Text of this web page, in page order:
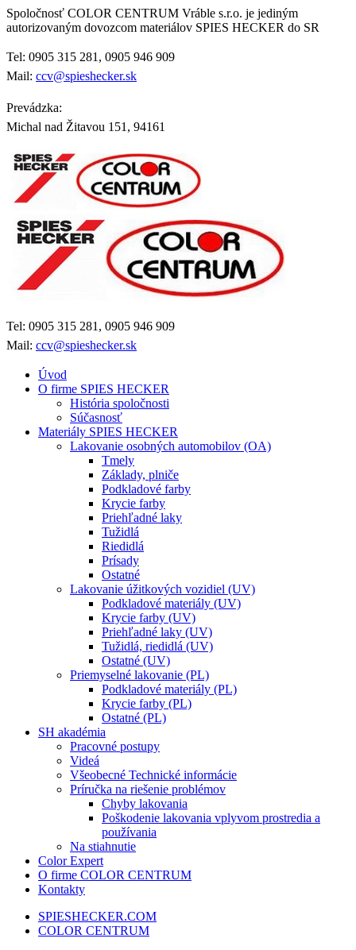
Spoločnosť COLOR CENTRUM Vráble s.r.o. je jediným
autorizovaným dovozcom materiálov SPIES HECKER do SR
Tel: 0905 315 281, 0905 946 909
Mail: ccv@spieshecker.sk
Prevádzka:
Michal nad Žitavou 151, 94161
Tel: 0905 315 281, 0905 946 909
Mail: ccv@spieshecker.sk
Úvod
O firme SPIES HECKER
História spoločnosti
Súčasnosť
Materiály SPIES HECKER
Lakovanie osobných automobilov (OA)
Tmely
Základy, plniče
Podkladové farby
Krycie farby
Priehľadné laky
Tužidlá
Riedidlá
Prísady
Ostatné
Lakovanie úžitkových vozidiel (UV)
Podkladové materiály (UV)
Krycie farby (UV)
Priehľadné laky (UV)
Tužidlá, riedidlá (UV)
Ostatné (UV)
Priemyselné lakovanie (PL)
Podkladové materiály (PL)
Krycie farby (PL)
Ostatné (PL)
SH akadémia
Pracovné postupy
Videá
Všeobecné Technické informácie
Príručka na riešenie problémov
Chyby lakovania
Poškodenie lakovania vplyvom prostredia a
používania
Na stiahnutie
Color Expert
O firme COLOR CENTRUM
Kontakty
SPIESHECKER.COM
COLOR CENTRUM